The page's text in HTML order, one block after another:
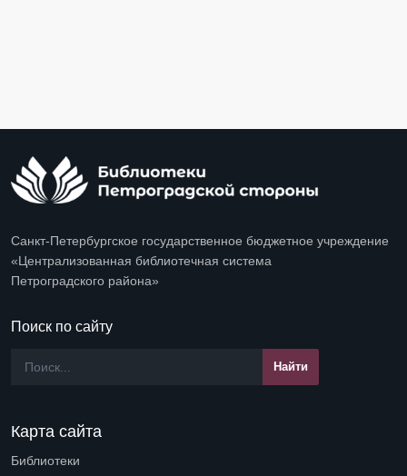
Санкт-Петербургское государственное бюджетное учреждение
«Централизованная библиотечная система
Петроградского района»
Поиск по сайту
Карта сайта
Библиотеки